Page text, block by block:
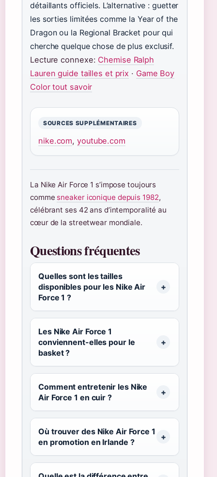
détaillants officiels. L’alternative : guetter
les sorties limitées comme la Year of the
Dragon ou la Regional Bracket pour qui
cherche quelque chose de plus exclusif.
Lecture connexe: Chemise Ralph
Lauren guide tailles et prix · Game Boy
Color tout savoir
SOURCES SUPPLÉMENTAIRES
nike.com,youtube.com
La Nike Air Force 1 s’impose toujours
comme sneaker iconique depuis 1982,
célébrant ses 42 ans d’intemporalité au
cœur de la streetwear mondiale.
Questions fréquentes
Quelles sont les tailles
disponibles pour les Nike Air
Force 1 ?
Les Nike Air Force 1
conviennent-elles pour le
basket ?
Comment entretenir les Nike
Air Force 1 en cuir ?
Où trouver des Nike Air Force 1
en promotion en Irlande ?